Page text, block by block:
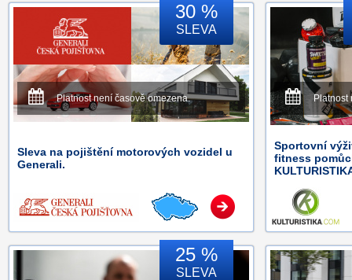
30 %
SLEVA
Platnost není časově omezena.
Sleva na pojištění motorových vozidel u
Generali.
Platnost
Sportovní
fitness
25 %
SLEVA